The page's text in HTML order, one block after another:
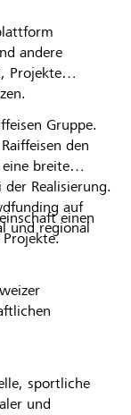
andere
Projekte
Gruppe.
den
breite
Realisierung.
auf
und regional
einen
sportliche
und